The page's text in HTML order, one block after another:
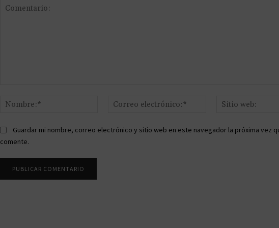
Nombre:*
Correo
Guardar mi nombre, correo electrónico y sitio web en este navegador la próxima vez
comente.